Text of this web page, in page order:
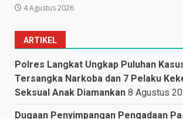
4 Agustus 2026
ARTIKEL
Polres Langkat Ungkap Puluhan
Tersangka Narkoba dan 7 Pelaku
Seksual Anak Diamankan 8 Agustus
Dugaan Penyimpangan Pengadaan